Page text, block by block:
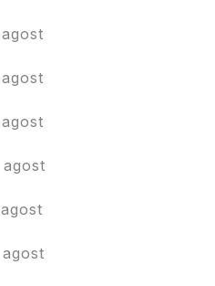
agost
agost
agost
agost
agost
agost